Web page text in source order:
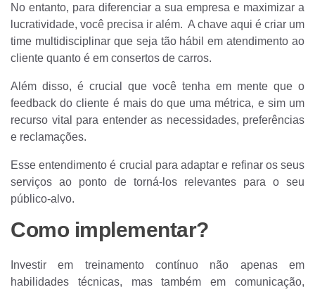
No entanto, para diferenciar a sua empresa e maximizar a
lucratividade, você precisa ir além. A chave aqui é criar um
time multidisciplinar que seja tão hábil em atendimento ao
cliente quanto é em consertos de carros.
Além disso, é crucial que você tenha em mente que o
feedback do cliente é mais do que uma métrica, e sim um
recurso vital para entender as necessidades, preferências
e reclamações.
Esse entendimento é crucial para adaptar e refinar os seus
serviços ao ponto de torná-los relevantes para o seu
público-alvo.
Como implementar?
Investir em treinamento contínuo não apenas em
habilidades técnicas, mas também em comunicação,